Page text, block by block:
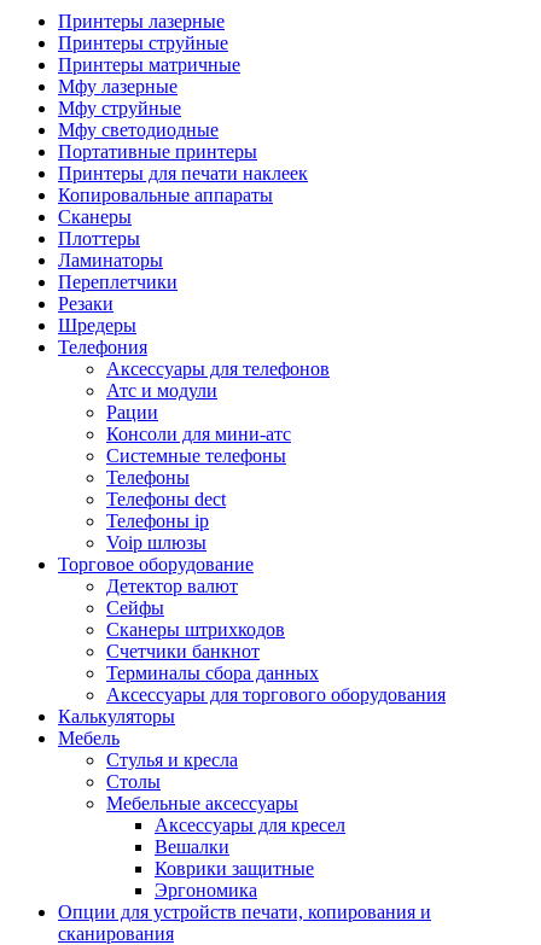
Камеры для видеоконференцсвязи
Аксессуары для видеоконференцсвязи
Системы безопасности и умный дом
Комплекты видеонаблюдения
Мониторы и видеостены
Регистраторы
Замки
Терминалы доступа
Охранно-пожарная сигнализация
Коннекторы и розетки
Инструмент и садовая техника
Электро и пневмоинструмент
Аксессуары для пневмоинструментов
Гайковерты пневматические
Инструмент измерительный
Краскораспылители пневматические
Наборы пневматические
Пистолеты пневматические
Шуруповерты
Дрели
Лобзики
Перфораторы
Шлифмашины
Наборы инструментов
Пилы
Принтеры лазерные
Принтеры струйные
Принтеры матричные
Мфу лазерные
Мфу струйные
Мфу светодиодные
Портативные принтеры
Принтеры для печати наклеек
Копировальные аппараты
Сканеры
Плоттеры
Ламинаторы
Переплетчики
Резаки
Шредеры
Телефония
Аксессуары для телефонов
Атс и модули
Рации
Консоли для мини-атс
Системные телефоны
Телефоны
Телефоны dect
Телефоны ip
Voip шлюзы
Торговое оборудование
Детектор валют
Сейфы
Сканеры штрихкодов
Счетчики банкнот
Терминалы сбора данных
Аксессуары для торгового оборудования
Калькуляторы
Мебель
Стулья и кресла
Столы
Мебельные аксессуары
Аксессуары для кресел
Вешалки
Коврики защитные
Эргономика
Опции для устройств печати, копирования и
сканирования